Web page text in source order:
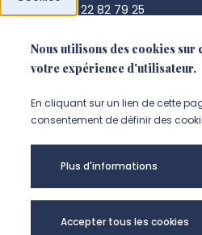
+33 3 22 82 79 25
NOUS CONTACTER
Nous utilisons des cookies
votre expérience d'utilisateur.
En cliquant sur un lien de cette
consentement de définir des
Plus d'informations
Accepter tous les cookies